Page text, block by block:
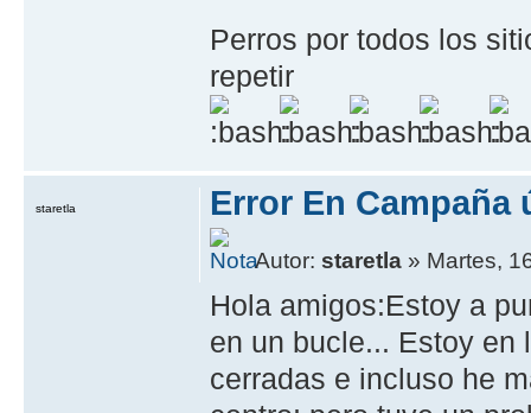
Perros por todos los
repetir
Error En Campaña
Autor:staretla » Martes,
Hola amigos:Estoy a
en un bucle... Estoy en
cerradas e incluso he
staretla